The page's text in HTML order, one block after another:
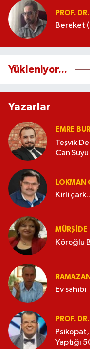
PROF.
Bereket
Yükleniyor...
Yazarlar
EMRE
Teşvik
Can Suyu
LOKMAN
Kirli
MÜRŞIDE
Köroğlu
Ev sahibi
PROF.
Yaptığı